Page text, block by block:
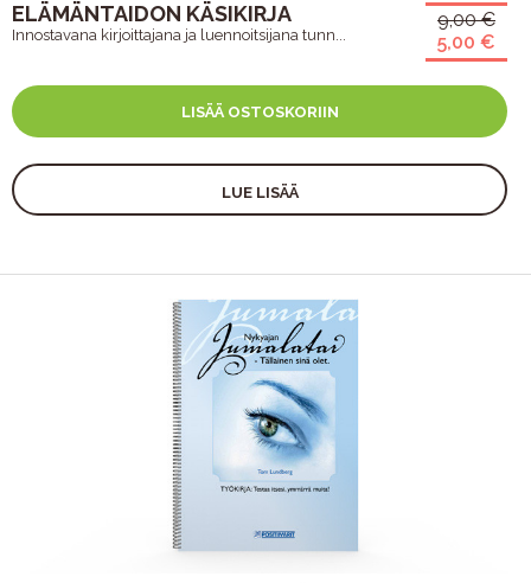
9,00 €
5,00 €
ELÄMÄNTAIDON KÄSIKIRJA
Innostavana kirjoittajana ja luennoitsijana tunn...
LISÄÄ OSTOSKORIIN
LUE LISÄÄ